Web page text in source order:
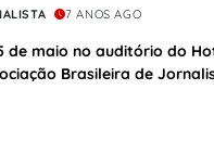
7 ANOS AGO
de maio no auditório do
Brasileira de